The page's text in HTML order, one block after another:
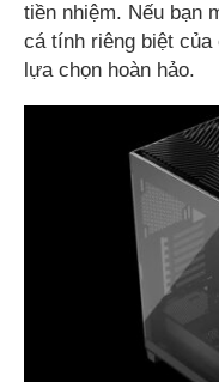
tiền nhiệm. Nếu bạn
cá tính riêng biệt
lựa chọn hoàn hảo.